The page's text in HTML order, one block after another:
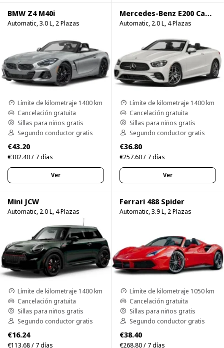
BMW Z4 M40i
Automatic, 3.0 L, 2 Plazas
Límite de kilometraje 1400 km
Cancelación gratuita
Sillas para niños gratis
Segundo conductor gratis
€43.20
€302.40 / 7 días
Ver
Mercedes-Benz E200 Cabrio
Automatic, 2.0 L, 4 Plazas
Límite de kilometraje 1400 km
Cancelación gratuita
Sillas para niños gratis
Segundo conductor gratis
€36.80
€257.60 / 7 días
Ver
Mini JCW
Automatic, 2.0 L, 4 Plazas
Límite de kilometraje 1400 km
Cancelación gratuita
Sillas para niños gratis
Segundo conductor gratis
€16.24
€113.68 / 7 días
Ferrari 488 Spider
Automatic, 3.9 L, 2 Plazas
Límite de kilometraje 1050 km
Cancelación gratuita
Sillas para niños gratis
Segundo conductor gratis
€38.40
€268.80 / 7 días